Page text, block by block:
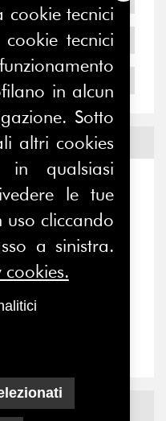
Eventi
Eventi
estiva,
la...
cookie tecnici
tecnici
in alcun
Sotto
altri cookies
qualsiasi
le tue
uso cliccando
a sinistra.